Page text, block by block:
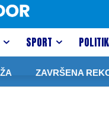
SPORT
ZAVRŠENA